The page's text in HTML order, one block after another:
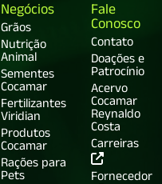
Negócios
Grãos
Nutrição
Animal
Sementes
Cocamar
Fertilizantes
Viridian
Produtos
Cocamar
Rações para
Pets
Fale
Conosco
Contato
Doações e
Patrocínio
Acervo
Cocamar
Reynaldo
Costa
Carreiras
Fornecedor